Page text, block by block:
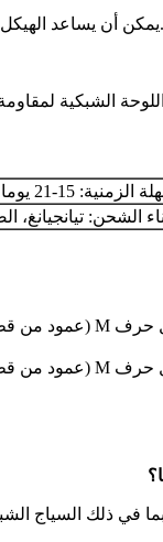
أن يساعد الهيكل
الشبكية
الزمنية: 15-21 يوما
الشحن: تيانجيانغ،
في ذلك السياج